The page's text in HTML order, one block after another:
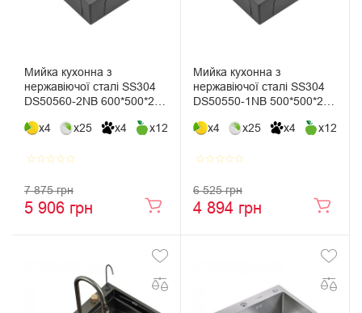
Мийка кухонна з
нержавіючої сталі SS304
DS50560-2NB 600*500*220
x4
x25 x4 x12
star_borderstar_borderstar_borderstar_borderstar_border
7 875 грн
5 906 грн
Мийка кухонна з
нержавіючої сталі SS304
DS50550-1NB 500*500*220
x4
x25 x4 x12
star_borderstar_borderstar_borderstar_borderstar_border
6 525 грн
4 894 грн